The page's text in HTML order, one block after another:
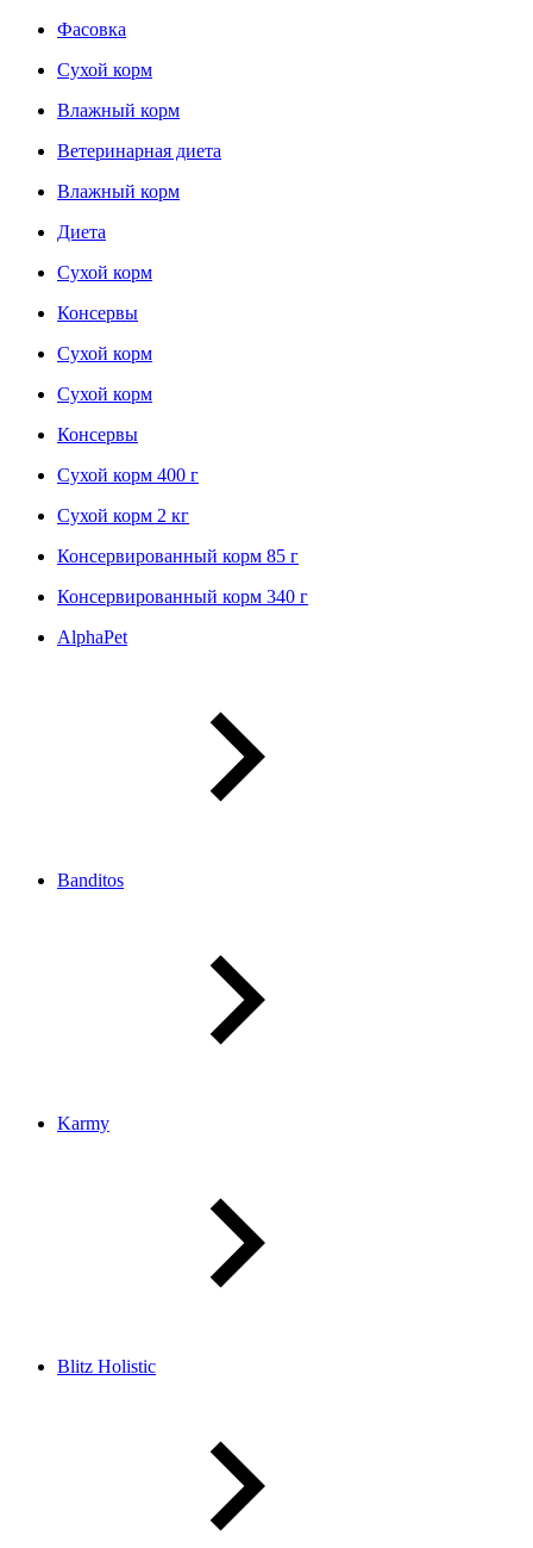
Фасовка
Сухой корм
Влажный корм
Ветеринарная диета
Влажный корм
Диета
Сухой корм
Консервы
Сухой корм
Сухой корм
Консервы
Сухой корм 400 г
Сухой корм 2 кг
Консервированный корм 85 г
Консервированный корм 340 г
AlphaPet
Banditos
Karmy
Blitz Holistic